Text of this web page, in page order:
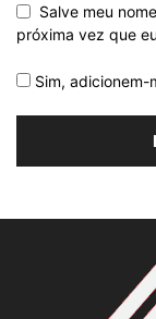
Salve meu
próxima vez que
Sim, adicionem-